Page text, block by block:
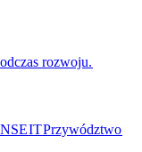
rozwoju.​​
IT​​Przywództwo​​